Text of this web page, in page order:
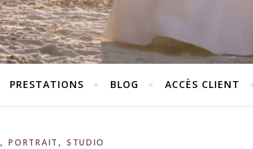
PRESTATIONS BLOG ACCÈS CLIENT
,PORTRAIT , STUDIO